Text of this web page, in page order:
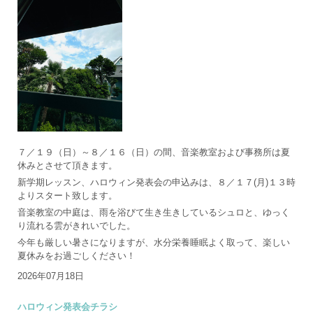
７／１９（日）～８／１６（日）の間、音楽教室および事務所は夏
休みとさせて頂きます。
新学期レッスン、ハロウィン発表会の申込みは、８／１７(月)１３時
よりスタート致します。
音楽教室の中庭は、雨を浴びて生き生きしているシュロと、ゆっく
り流れる雲がきれいでした。
今年も厳しい暑さになりますが、水分栄養睡眠よく取って、楽しい
夏休みをお過ごしください！
2026年07月18日
ハロウィン発表会チラシ